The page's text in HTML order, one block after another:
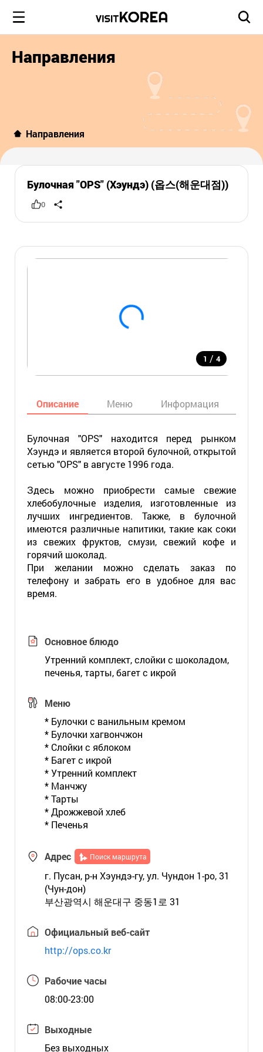
Направления
Направления
Булочная "OPS" (Хэундэ) (옵스(해운대점))
0
1 / 4
Описание Меню Информация
Булочная "OPS" находится перед рынком
Хэундэ и является второй булочной, открытой
сетью "OPS" в августе 1996 года.
Здесь можно приобрести самые свежие
хлебобулочные изделия, изготовленные из
лучших ингредиентов. Также, в булочной
имеются различные напитики, такие как соки
из свежих фруктов, смузи, свежий кофе и
горячий шоколад.
При желании можно сделать заказ по
телефону и забрать его в удобное для вас
время.
Основное блюдо
Утренний комплект, слойки с шоколадом,
печенья, тарты, багет с икрой
Меню
* Булочки с ванильным кремом
* Булочки хагвончжон
* Слойки с яблоком
* Багет с икрой
* Утренний комплект
* Манчжу
* Тарты
* Дрожжевой хлеб
* Печенья
Адрес Поиск маршрута
г. Пусан, р-н Хэундэ-гу, ул. Чундон 1-ро, 31
(Чун-дон)
부산광역시 해운대구 중동1로 31
Официальный веб-сайт
http://ops.co.kr
Рабочие часы
08:00-23:00
Выходные
Без выходных